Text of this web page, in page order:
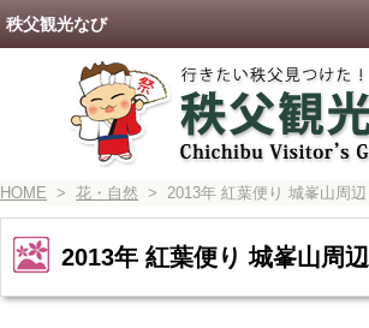
HOME > 花・自然 > 2013年 紅葉便り 城峯山周辺
2013年 紅葉便り 城峯山周辺
秩父観光なび